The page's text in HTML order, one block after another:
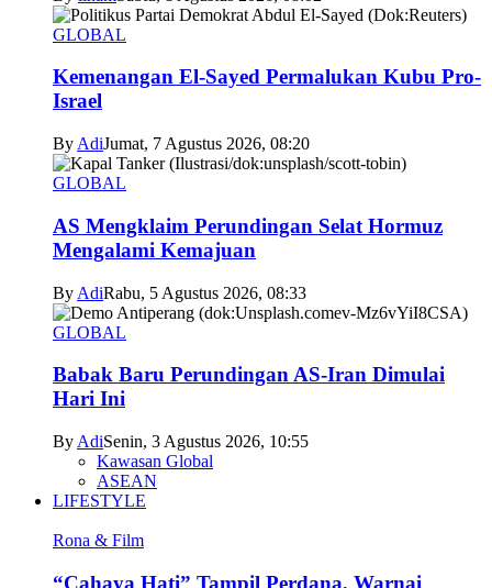
GLOBAL
Kemenangan El-Sayed Permalukan Kubu Pro-
Israel
By AdiJumat, 7 Agustus 2026, 08:20
GLOBAL
AS Mengklaim Perundingan Selat Hormuz
Mengalami Kemajuan
By AdiRabu, 5 Agustus 2026, 08:33
GLOBAL
Babak Baru Perundingan AS-Iran Dimulai
Hari Ini
By AdiSenin, 3 Agustus 2026, 10:55
Kawasan Global
ASEAN
LIFESTYLE
Rona & Film
“Cahaya Hati” Tampil Perdana, Warnai